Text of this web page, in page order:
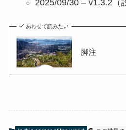
2025/09/30 – v1.3.2（
あわせて読みたい
脚注